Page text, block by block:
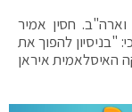
חסין אמיר
"בניסיון להפוך את
האיסלאמית איראן